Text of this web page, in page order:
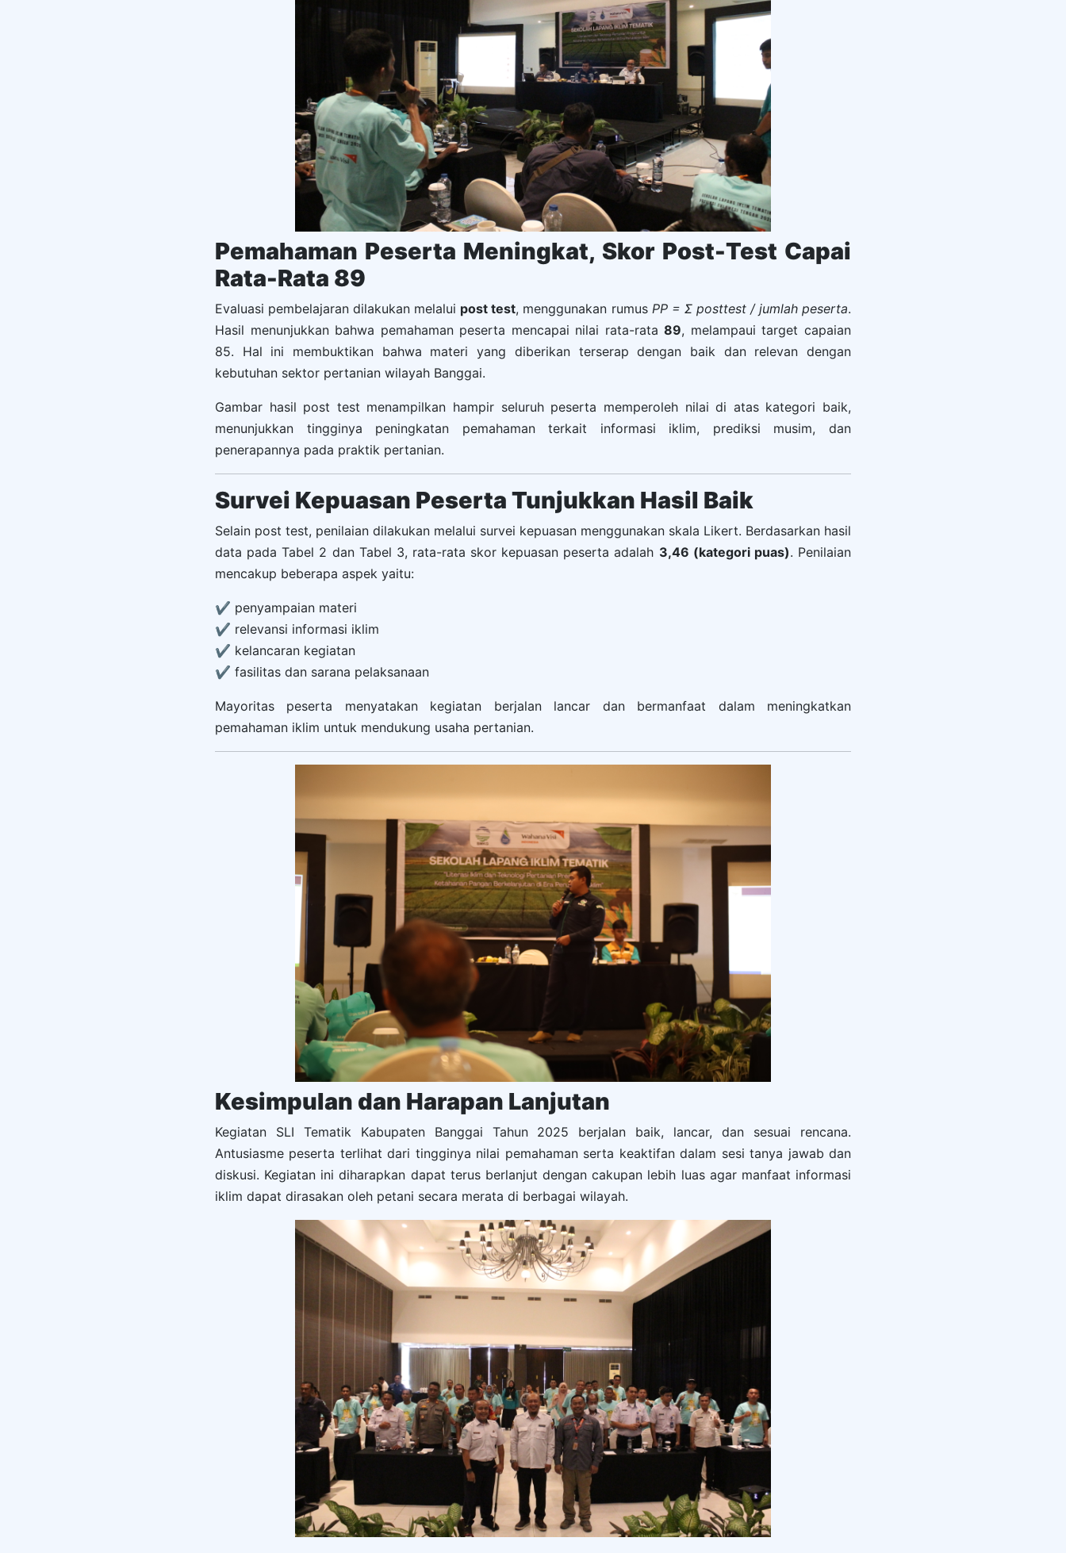
Pemahaman Peserta Meningkat, Skor Post-Test Capai
Rata-Rata 89
Evaluasi pembelajaran dilakukan melalui post test, menggunakan rumus PP = Σ posttest / jumlah peserta.
Hasil menunjukkan bahwa pemahaman peserta mencapai nilai rata-rata89, melampaui target capaian
85. Hal ini membuktikan bahwa materi yang diberikan terserap dengan baik dan relevan dengan
kebutuhan sektor pertanian wilayah Banggai.
Gambar hasil post test menampilkan hampir seluruh peserta memperoleh nilai di atas kategori baik,
menunjukkan tingginya peningkatan pemahaman terkait informasi iklim, prediksi musim, dan
penerapannya pada praktik pertanian.
Survei Kepuasan Peserta Tunjukkan Hasil Baik
Selain post test, penilaian dilakukan melalui survei kepuasan menggunakan skala Likert. Berdasarkan hasil
data pada Tabel 2 dan Tabel 3, rata-rata skor kepuasan peserta adalah 3,46 (kategori puas). Penilaian
mencakup beberapa aspek yaitu:
✔ penyampaian materi
✔ relevansi informasi iklim
✔ kelancaran kegiatan
✔ fasilitas dan sarana pelaksanaan
Mayoritas peserta menyatakan kegiatan berjalan lancar dan bermanfaat dalam meningkatkan
pemahaman iklim untuk mendukung usaha pertanian.
Kesimpulan dan Harapan Lanjutan
Kegiatan SLI Tematik Kabupaten Banggai Tahun 2025 berjalan baik, lancar, dan sesuai rencana.
Antusiasme peserta terlihat dari tingginya nilai pemahaman serta keaktifan dalam sesi tanya jawab dan
diskusi. Kegiatan ini diharapkan dapat terus berlanjut dengan cakupan lebih luas agar manfaat informasi
iklim dapat dirasakan oleh petani secara merata di berbagai wilayah.